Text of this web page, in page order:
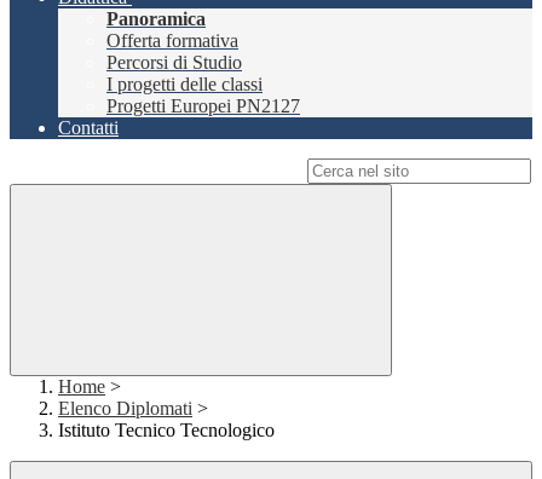
Panoramica
Offerta formativa
Percorsi di Studio
I progetti delle classi
Progetti Europei PN2127
Contatti
Home >
Elenco Diplomati >
Istituto Tecnico Tecnologico